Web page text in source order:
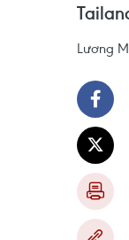
Lương